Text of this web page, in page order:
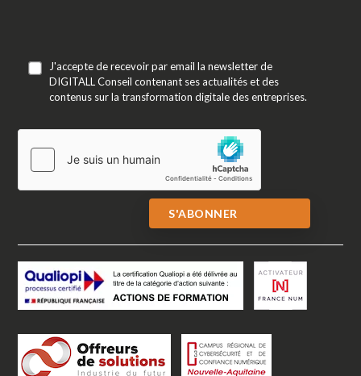
J'accepte de recevoir par email la newsletter de
DIGITALL Conseil contenant ses actualités et des
contenus sur la transformation digitale des entreprises.